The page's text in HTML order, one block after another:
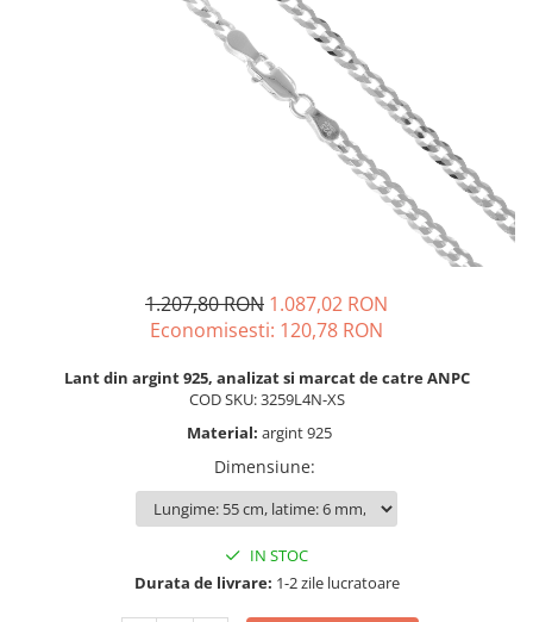
1.207,80 RON 1.087,02 RON
Economisesti: 120,78 RON
Lant din argint 925, analizat si marcat de catre ANPC
COD SKU: 3259L4N-XS
Material: argint 925
Dimensiune:
IN STOC
Durata de livrare: 1-2 zile lucratoare